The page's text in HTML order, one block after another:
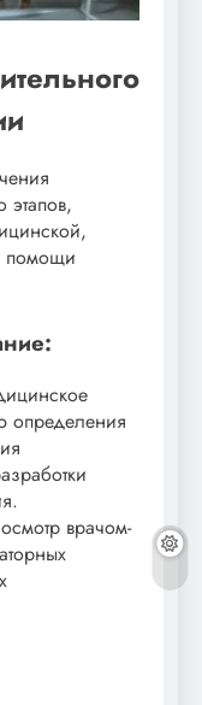
этапов,
помощи
определения
врачом-